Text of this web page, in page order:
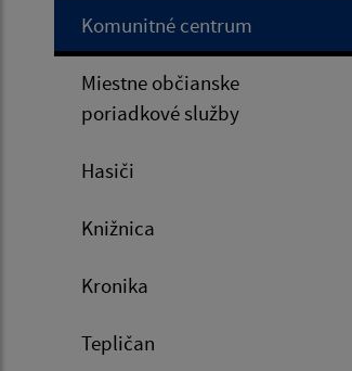
Komunitné centrum
Miestne občianske
poriadkové služby
Hasiči
Knižnica
Kronika
Tepličan